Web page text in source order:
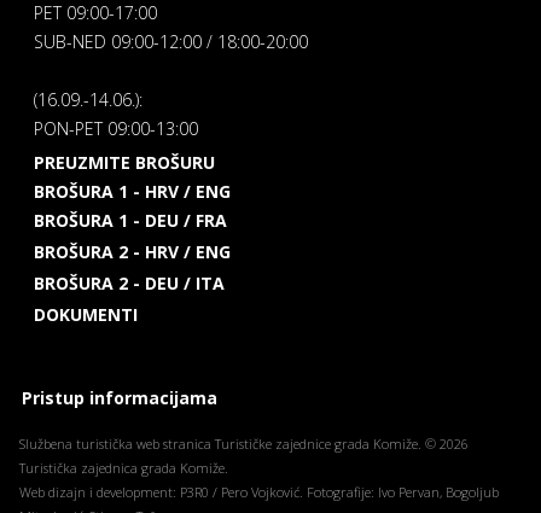
PET 09:00-17:00
SUB-NED 09:00-12:00 / 18:00-20:00
(16.09.-14.06.):
PON-PET 09:00-13:00
PREUZMITE BROŠURU
BROŠURA 1 - HRV / ENG
BROŠURA 1 - DEU / FRA
BROŠURA 2 - HRV / ENG
BROŠURA 2 - DEU / ITA
DOKUMENTI
Pristup informacijama
Službena turistička web stranica Turističke zajednice grada Komiže. © 2026
Turistička zajednica grada Komiže.
Web dizajn i development: P3R0 / Pero Vojković. Fotografije: Ivo Pervan, Bogoljub